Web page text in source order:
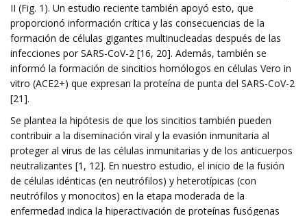
II (Fig. 1). Un estudio reciente también apoyó esto, que
proporcionó información crítica y las consecuencias de la
formación de células gigantes multinucleadas después de las
infecciones por SARS-CoV-2 [16, 20]. Además, también se
informó la formación de sincitios homólogos en células Vero in
vitro (ACE2+) que expresan la proteína de punta del SARS-CoV-2
[21].
Se plantea la hipótesis de que los sincitios también pueden
contribuir a la diseminación viral y la evasión inmunitaria al
proteger al virus de las células inmunitarias y de los anticuerpos
neutralizantes [1, 12]. En nuestro estudio, el inicio de la fusión
de células idénticas (en neutrófilos) y heterotípicas (con
neutrófilos y monocitos) en la etapa moderada de la
enfermedad indica la hiperactivación de proteínas fusógenas